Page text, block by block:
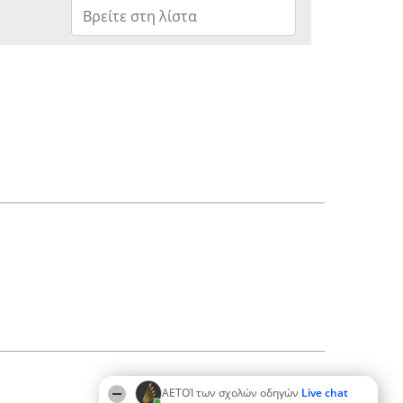
ΑΕΤΟΊ των σχολών οδηγών Live chat